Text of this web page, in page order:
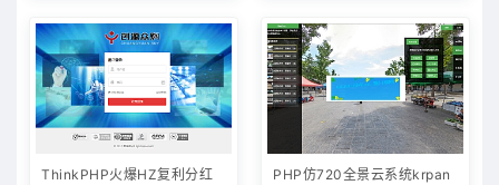
ThinkPHP火爆HZ复利分红
PHP仿720全景云系统krpan